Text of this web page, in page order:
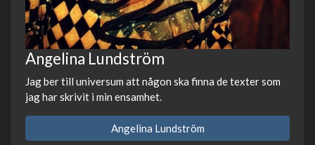
Angelina Lundström
Jag ber till universum att någon ska finna de texter som
jag har skrivit i min ensamhet.
Angelina Lundström